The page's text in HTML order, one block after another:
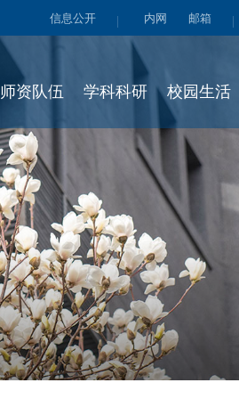
信息公开 内网 邮箱
师资队伍 学科科研 校园生活